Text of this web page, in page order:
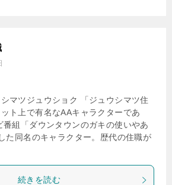
シマツジュウショク 「ジュウシマツ住
ト上で有名なAAキャラクターであ
番組「ダウンタウンのガキの使いやあ
た同名のキャラクター。歴代の住職が
続きを読む